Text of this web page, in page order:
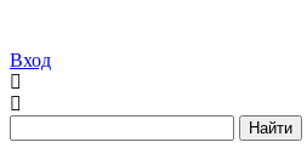
Вход
Найти